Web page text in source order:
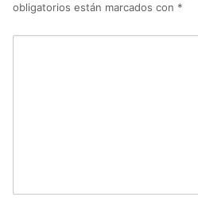
obligatorios están marcados con *